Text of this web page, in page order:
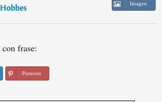
Imagen
frase:
Pinterest